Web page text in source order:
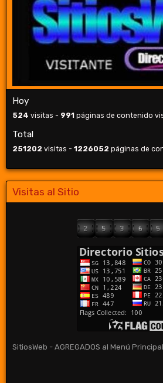
Hoy
524 visitas - 991 páginas de contenido
Total
251202 visitas - 1226052 páginas de
Visitas al Sitio
SitiosWeb - AGREGADOS al Menú